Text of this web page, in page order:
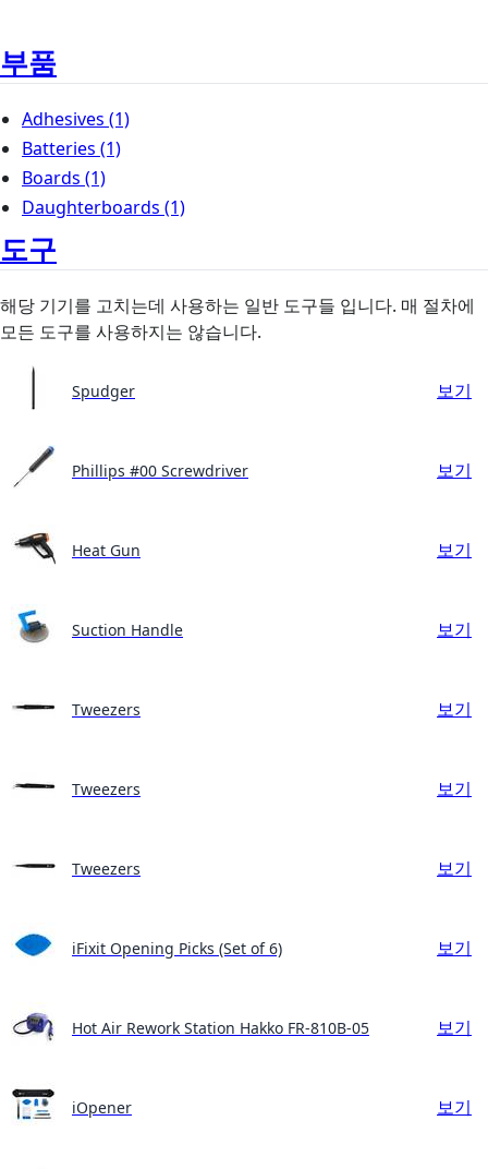
부품
Adhesives (1)
Batteries (1)
Boards (1)
Daughterboards (1)
도구
해당 기기를 고치는데 사용하는 일반 도구들 입니다. 매 절차에
모든 도구를 사용하지는 않습니다.
Spudger 보기
Phillips #00 Screwdriver 보기
Heat Gun 보기
Suction Handle 보기
Tweezers 보기
Tweezers 보기
Tweezers 보기
iFixit Opening Picks (Set of 6) 보기
Hot Air Rework Station Hakko FR-810B-05 보기
iOpener 보기